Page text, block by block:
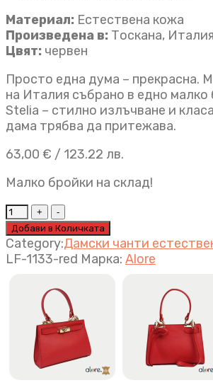
Материал: Естествена кожа
Произведена в: Тоскана, Италия
Цвят: червен
Просто една дума – прекрасна.
на Италия събрано в едно малко
Stelia – стилно излъчване и
дама трябва да притежава.
63,00 € / 123.22 лв.
Малко бройки на склад!
Малка
дамска
чанта
Stelia
quantity
Добави в Количката
Category:Дамски чанти
LF-1133-red Марка: Alore